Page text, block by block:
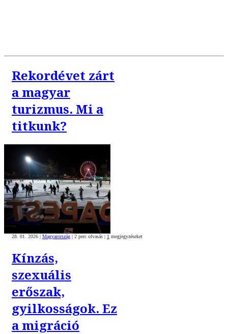
Rekordévet zárt
a magyar
turizmus. Mi a
titkunk?
28. 01. 2026 | Magyarország | 2 perc olvasás | 1 megjegyzéseket
Kínzás,
szexuális
erőszak,
gyilkosságok. Ez
a migráció